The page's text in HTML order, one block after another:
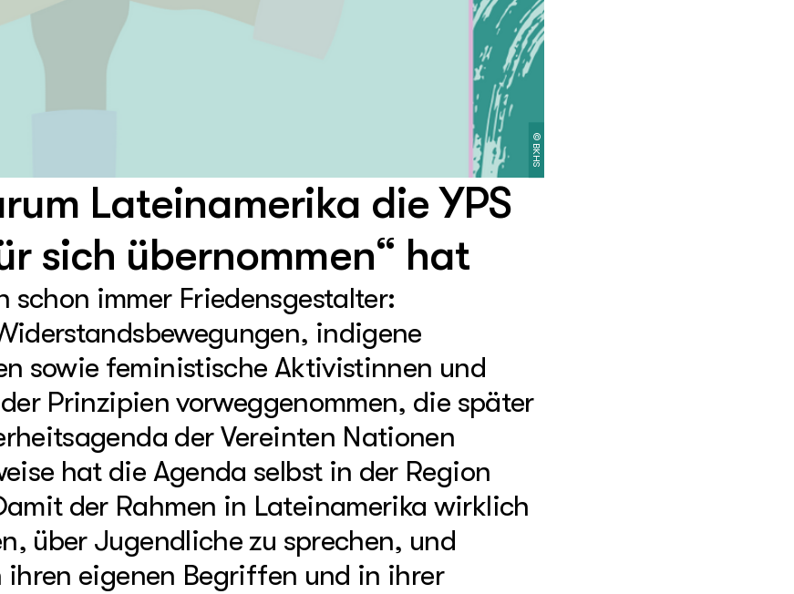
©
BKHS
Lateinamerika die YPS
sich übernommen“ hat
immer Friedensgestalter:
indigene
sowie feministische Aktivistinnen und
Prinzipien vorweggenommen, die später
der Vereinten Nationen
hat die Agenda selbst in der Region
der Rahmen in Lateinamerika wirklich
über Jugendliche zu sprechen, und
eigenen Begriffen und in ihrer